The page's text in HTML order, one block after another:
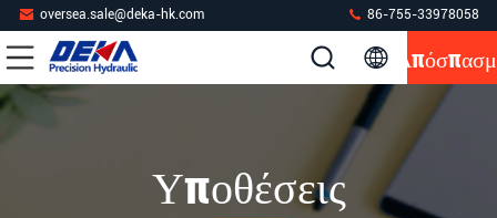
oversea.sale@deka-hk.com 86-755-33978058
Υποθέσεις